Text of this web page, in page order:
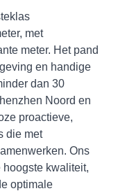
met
meter. Het pand
en handige
dan 30
Noord en
proactieve,
die met
Ons
kwaliteit,
optimale